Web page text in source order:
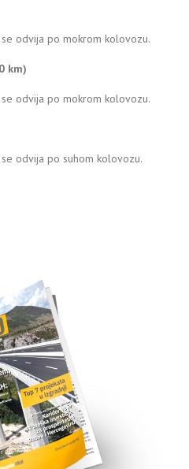
odvija po mokrom kolovozu.
km)
odvija po mokrom kolovozu.
odvija po suhom kolovozu.